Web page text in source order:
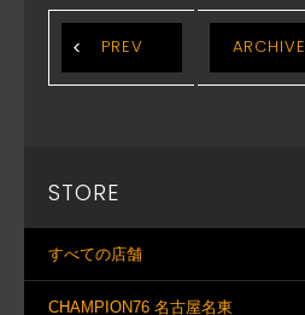
PREV ARCHIVE
STORE
すべての店舗
CHAMPION76 名古屋名東